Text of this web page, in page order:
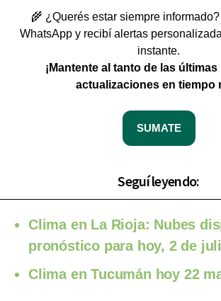
🌾 ¿Querés estar siempre
WhatsApp y recibí alertas
instante.
¡Mantente al tanto de las
actualizaciones en tiempo
SUMATE
Seguí leyendo:
Clima en La Rioja: Nubes
pronóstico para hoy, 2 de
Clima en Tucumán hoy 22